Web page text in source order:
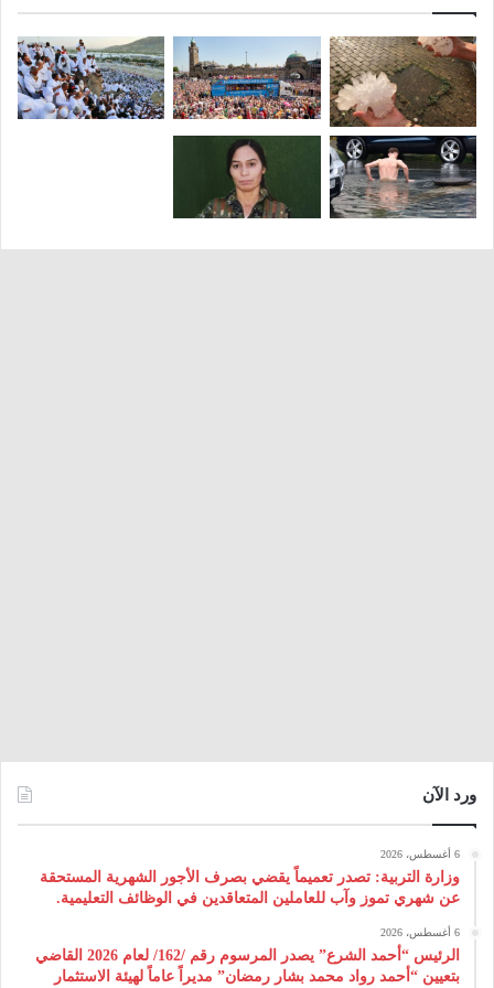
ورد الآن
6 أغسطس، 2026
وزارة التربية: تصدر تعميماً يقضي بصرف الأجور الشهرية المستحقة
عن شهري تموز وآب للعاملين المتعاقدين في الوظائف التعليمية.
6 أغسطس، 2026
الرئيس “أحمد الشرع” يصدر المرسوم رقم /162/ لعام 2026 ‌القاضي
بتعيين “أحمد رواد محمد بشار رمضان” مديراً عاماً لهيئة ‌الاستثمار